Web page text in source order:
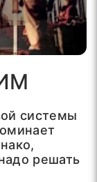
системы
решать